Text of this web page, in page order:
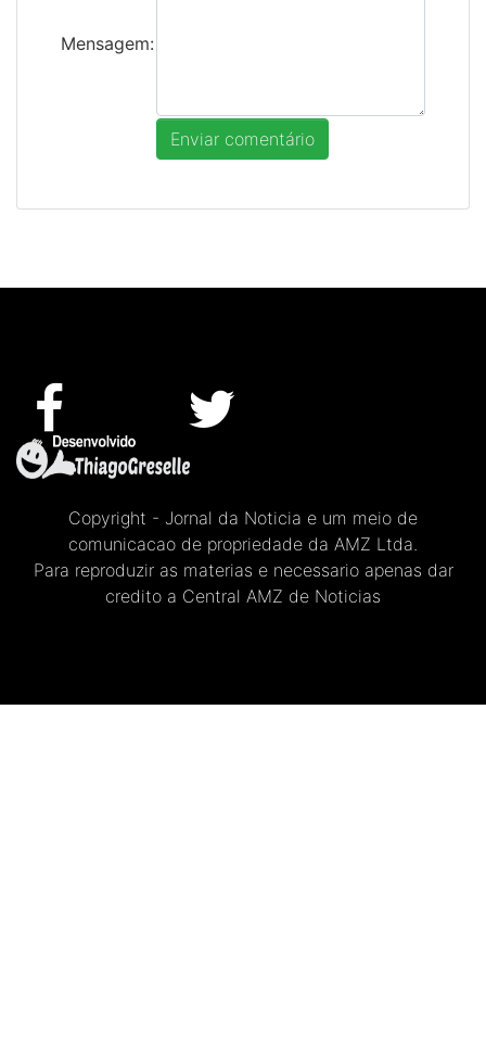
Mensagem:
Copyright - Jornal da Noticia e um meio de
comunicacao de propriedade da AMZ Ltda.
Para reproduzir as materias e necessario apenas dar
credito a Central AMZ de Noticias